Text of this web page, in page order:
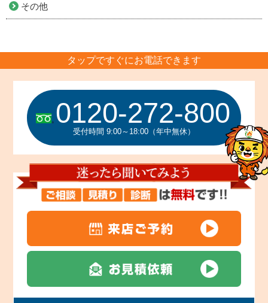
その他
タップですぐにお電話できます
0120-272-800
受付時間 9:00～18:00（年中無休）